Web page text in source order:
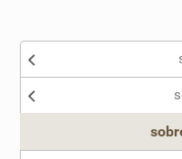
Nenhum dos sinônimos